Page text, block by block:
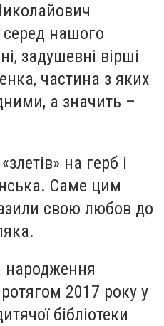
серед нашого
задушевні вірші
частина з яких
а значить –
на герб і
Саме цим
свою любов до
народження
2017 року у
бібліотеки